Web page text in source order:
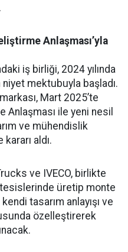
Anlaşması’yla
iş birliği, 2024 yılında
niyet mektubuyla başladı.
Mart 2025’te
Anlaşması ile yeni nesil
ve mühendislik
aldı.
ve IVECO, birlikte
üretip monte
tasarım anlayışı ve
özelleştirerek